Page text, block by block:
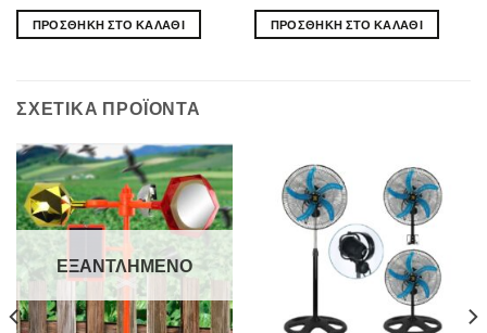
ΠΡΟΣΘΉΚΗ ΣΤΟ ΚΑΛΆΘΙ ΠΡΟΣΘΉΚΗ ΣΤΟ ΚΑΛΆΘΙ
ΣΧΕΤΙΚΆ ΠΡΟΪΌΝΤΑ
ΕΞΑΝΤΛΗΜΈΝΟ